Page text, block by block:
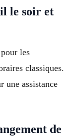
le soir et
les
classiques.
une assistance
de